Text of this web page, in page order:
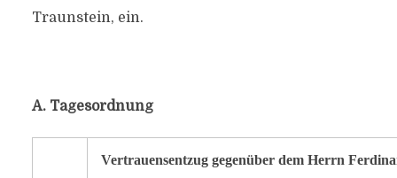
Traunstein, ein.
A. Tagesordnung
Vertrauensentzug gegenüber dem Herrn